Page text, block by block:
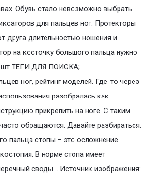
Обувь стало невозможно выбрать.
для пальцев ног. Протекторы
друга длительностью ношения и
на косточку большого пальца нужно
шт ТЕГИ ДЛЯ ПОИСКА;
ног, рейтинг моделей. Где-то через
разобралась как
прикрепить на ноге. С таким
обращаются. Давайте разбираться.
пальца стопы – это осложнение
В норме стопа имеет
своды. . Источник изображения: